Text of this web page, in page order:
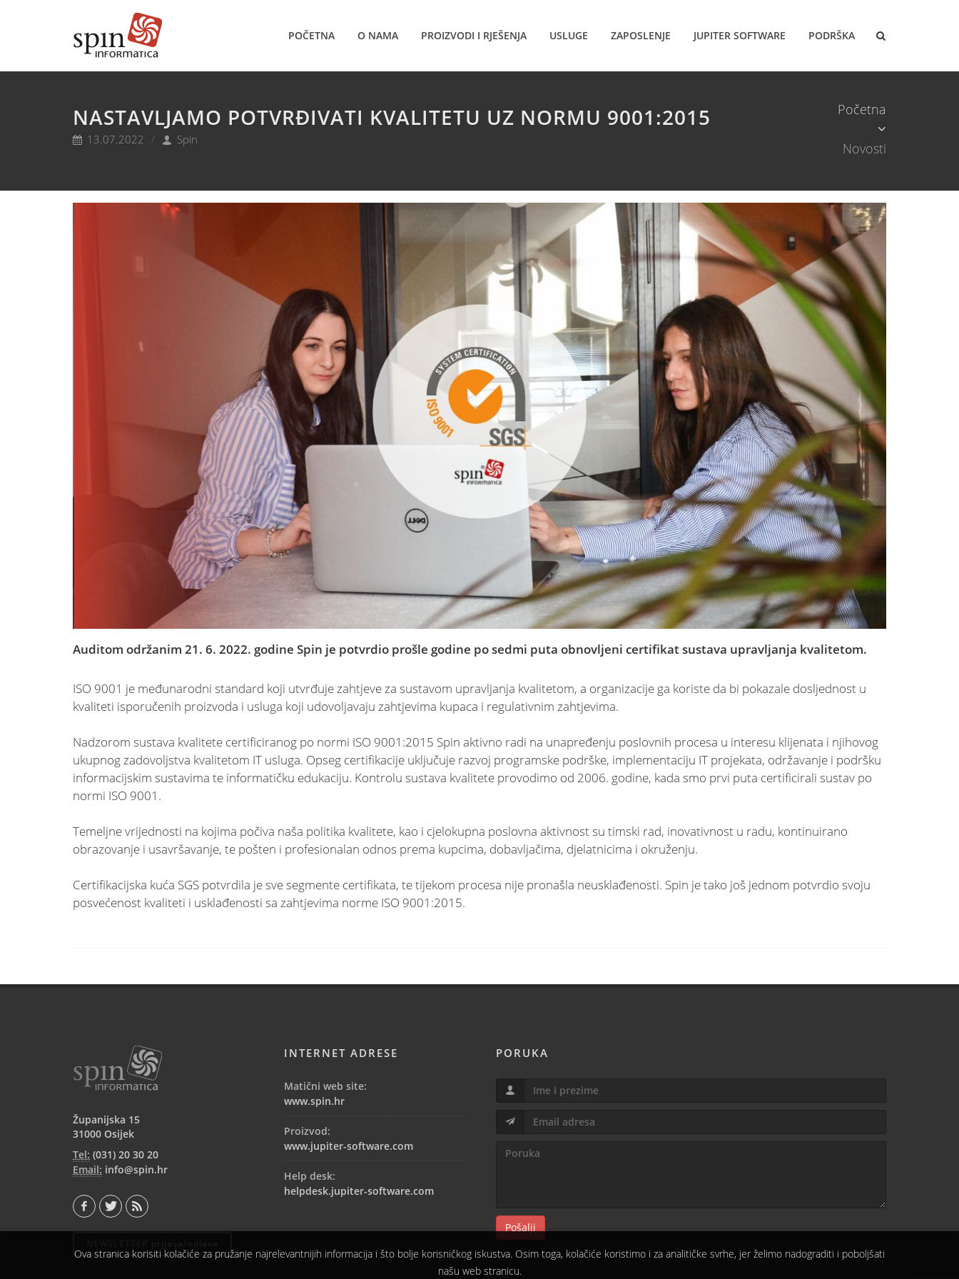
POČETNA O NAMA PROIZVODI I RJEŠENJA USLUGE ZAPOSLENJE JUPITER SOFTWARE PODRŠKA
NASTAVLJAMO POTVRĐIVATI KVALITETU UZ NORMU 9001:2015
13.07.2022 Spin
Početna
Novosti
Auditom održanim 21. 6. 2022. godine Spin je potvrdio prošle godine po sedmi puta obnovljeni certifikat sustava upravljanja kvalitetom.
ISO 9001 je međunarodni standard koji utvrđuje zahtjeve za sustavom upravljanja kvalitetom, a organizacije ga koriste da bi pokazale dosljednost u
kvaliteti isporučenih proizvoda i usluga koji udovoljavaju zahtjevima kupaca i regulativnim zahtjevima.
Nadzorom sustava kvalitete certificiranog po normi ISO 9001:2015 Spin aktivno radi na unapređenju poslovnih procesa u interesu klijenata i njihovog
ukupnog zadovoljstva kvalitetom IT usluga. Opseg certifikacije uključuje razvoj programske podrške, implementaciju IT projekata, održavanje i podršku
informacijskim sustavima te informatičku edukaciju. Kontrolu sustava kvalitete provodimo od 2006. godine, kada smo prvi puta certificirali sustav po
normi ISO 9001.
Temeljne vrijednosti na kojima počiva naša politika kvalitete, kao i cjelokupna poslovna aktivnost su timski rad, inovativnost u radu, kontinuirano
obrazovanje i usavršavanje, te pošten i profesionalan odnos prema kupcima, dobavljačima, djelatnicima i okruženju.
Certifikacijska kuća SGS potvrdila je sve segmente certifikata, te tijekom procesa nije pronašla neusklađenosti. Spin je tako još jednom potvrdio svoju
posvećenost kvaliteti i usklađenosti sa zahtjevima norme ISO 9001:2015.
Županijska 15
31000 Osijek
Tel: (031) 20 30 20
Email: info@spin.hr
INTERNET ADRESE
Matični web site:
www.spin.hr
Proizvod:
www.jupiter-software.com
Help desk:
helpdesk.jupiter-software.com
PORUKA
Pošalji
Ova stranica korisiti kolačiće za pružanje najrelevantnijih informacija i što bolje korisničkog iskustva. Osim toga, kolačiće koristimo i za analitičke svrhe, jer želimo nadograditi i poboljšati
našu web stranicu.